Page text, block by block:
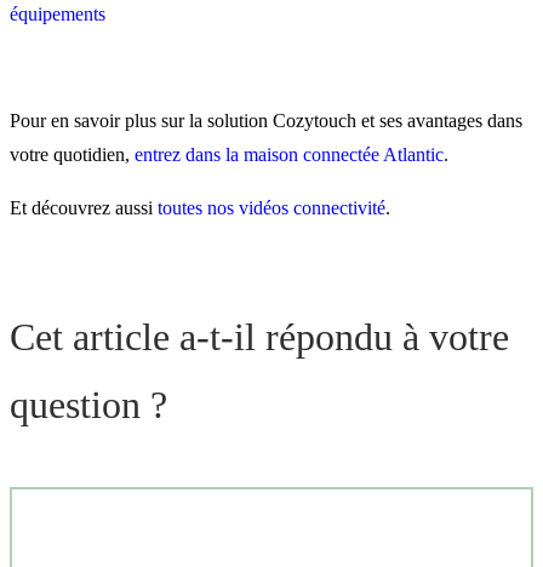
équipements
Pour en savoir plus sur la solution Cozytouch et ses avantages dans
votre quotidien, entrez dans la maison connectée Atlantic.
Et découvrez aussi toutes nos vidéos connectivité.
Cet article a-t-il répondu à votre
question ?